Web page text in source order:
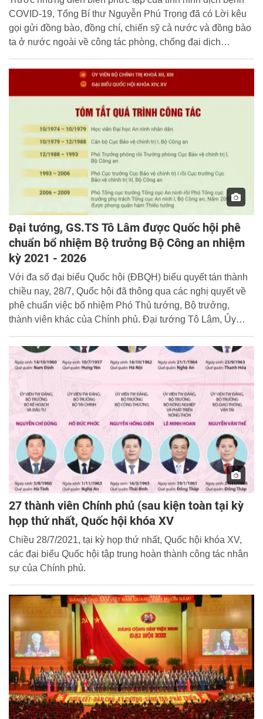
COVID-19, Tổng Bí thư Nguyễn Phú Trọng đã có Lời kêu
gọi gửi đồng bào, đồng chí, chiến sỹ cả nước và đồng bào
ta ở nước ngoài về công tác phòng, chống đại dịch
trân trọng giới thiệu toàn văn lời kêu gọi của Tổng Bí thư
Nguyễn Phú Trọng.
Đại tướng, GS.TS Tô Lâm được Quốc hội phê
chuẩn bổ nhiệm Bộ trưởng Bộ Công an nhiệm
kỳ 2021 - 2026
Với đa số đại biểu Quốc hội (ĐBQH) biểu quyết tán thành
chiều nay, 28/7, Quốc hội đã thông qua các nghị quyết về
phê chuẩn việc bổ nhiệm Phó Thủ tướng, Bộ trưởng,
thành viên khác của Chính phủ. Đại tướng Tô Lâm, Ủy
viên Bộ Chính trị khóa XIII, ĐBQH khóa XV tiếp tục được
Quốc hội phê chuẩn bổ nhiệm giữ chức Bộ trưởng Bộ
Công an nhiệm kỳ 2021 - 2026.
27 thành viên Chính phủ (sau kiện toàn tại kỳ
họp thứ nhất, Quốc hội khóa XV
Chiều 28/7/2021, tại kỳ họp thứ nhất, Quốc hội khóa XV,
các đại biểu Quốc hội tập trung hoàn thành công tác nhân
sự của Chính phủ.